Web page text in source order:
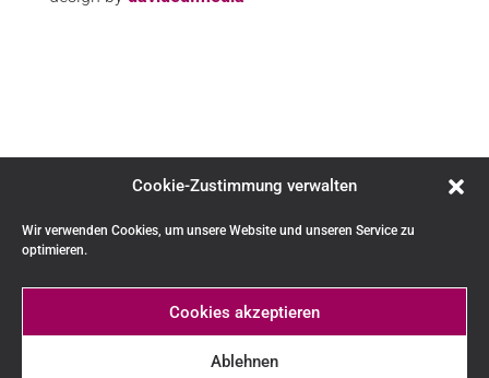
Cookie-Zustimmung verwalten
Wir verwenden Cookies, um unsere Website und unseren Service zu
optimieren.
Cookies akzeptieren
Ablehnen